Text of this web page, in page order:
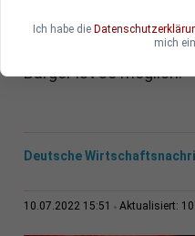
Aufzeichnung
Realität. Auch gezielte
Bürger ist so möglich.
Deutsche
10.07.2022 15:51 Aktualisiert:
Ich habe die
mich